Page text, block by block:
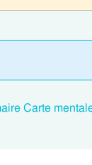
Carte